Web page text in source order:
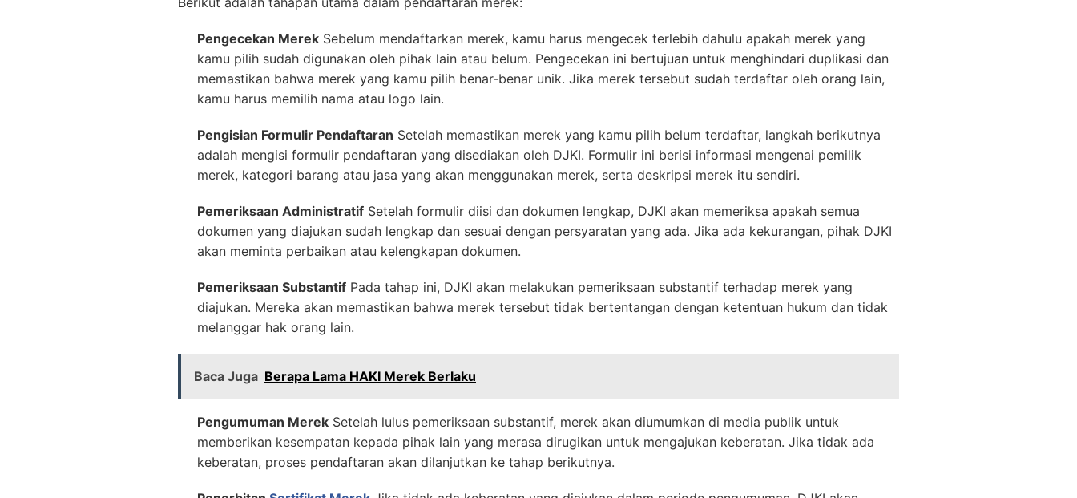
Pengecekan Merek Sebelum mendaftarkan merek, kamu harus mengecek terlebih dahulu apakah merek yang
kamu pilih sudah digunakan oleh pihak lain atau belum. Pengecekan ini bertujuan untuk menghindari duplikasi dan
memastikan bahwa merek yang kamu pilih benar-benar unik. Jika merek tersebut sudah terdaftar oleh orang lain,
kamu harus memilih nama atau logo lain.
Pengisian Formulir Pendaftaran Setelah memastikan merek yang kamu pilih belum terdaftar, langkah berikutnya
adalah mengisi formulir pendaftaran yang disediakan oleh DJKI. Formulir ini berisi informasi mengenai pemilik
merek, kategori barang atau jasa yang akan menggunakan merek, serta deskripsi merek itu sendiri.
Pemeriksaan Administratif Setelah formulir diisi dan dokumen lengkap, DJKI akan memeriksa apakah semua
dokumen yang diajukan sudah lengkap dan sesuai dengan persyaratan yang ada. Jika ada kekurangan, pihak DJKI
akan meminta perbaikan atau kelengkapan dokumen.
Pemeriksaan Substantif Pada tahap ini, DJKI akan melakukan pemeriksaan substantif terhadap merek yang
diajukan. Mereka akan memastikan bahwa merek tersebut tidak bertentangan dengan ketentuan hukum dan tidak
melanggar hak orang lain.
Baca Juga Berapa Lama HAKI Merek Berlaku
Pengumuman Merek Setelah lulus pemeriksaan substantif, merek akan diumumkan di media publik untuk
memberikan kesempatan kepada pihak lain yang merasa dirugikan untuk mengajukan keberatan. Jika tidak ada
keberatan, proses pendaftaran akan dilanjutkan ke tahap berikutnya.